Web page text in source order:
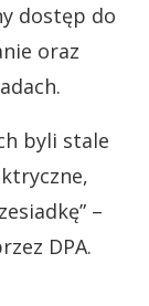
dostęp do
oraz
byli stale
–
DPA.